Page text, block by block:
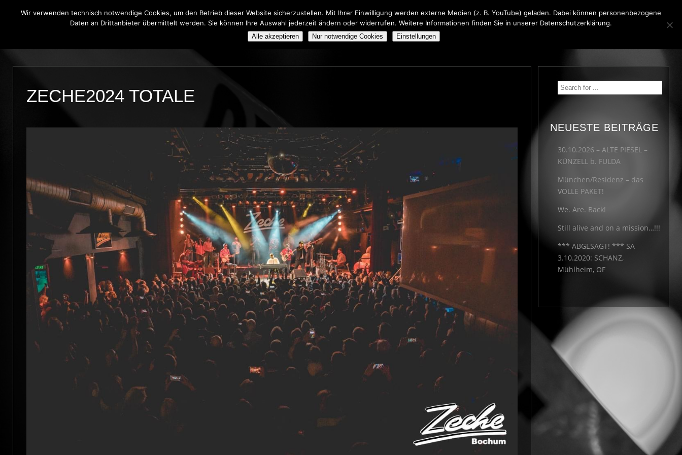
THE BLUE ONIONS BLUES BROTHERS TRIBUTE SHOW IMPRESSUM
ZECHE2024 TOTALE
NEUESTE BEITRÄGE
30.10.2026 – ALTE PIESEL –
KÜNZELL b. FULDA
München/Residenz – das
VOLLE PAKET!
We. Are. Back!
Still alive and on a mission…!!!
*** ABGESAGT! *** SA
3.10.2020: SCHANZ,
Mühlheim, OF
Wir verwenden technisch notwendige Cookies, um den Betrieb dieser Website sicherzustellen. Mit Ihrer Einwilligung werden externe Medien (z. B. YouTube) geladen. Dabei können personenbezogene
Daten an Drittanbieter übermittelt werden. Sie können Ihre Auswahl jederzeit ändern oder widerrufen. Weitere Informationen finden Sie in unserer Datenschutzerklärung.
Alle akzeptieren Nur notwendige Cookies Einstellungen